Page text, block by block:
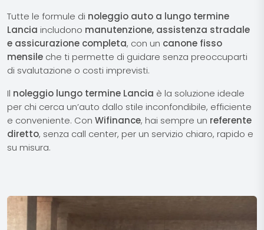
Tutte le formule di noleggio auto a lungo termine
Lancia includono manutenzione, assistenza stradale
e assicurazione completa, con un canone fisso
mensile che ti permette di guidare senza preoccuparti
di svalutazione o costi imprevisti.
Il noleggio lungo termine Lancia è la soluzione ideale
per chi cerca un’auto dallo stile inconfondibile, efficiente
e conveniente. Con Wifinance, hai sempre un referente
diretto, senza call center, per un servizio chiaro, rapido e
su misura.